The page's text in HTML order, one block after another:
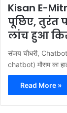
Kisan E-
पूछिए, तुरंत
लांच हुआ
संजय चौधरी,
chatbot) मौसम का
Read More »